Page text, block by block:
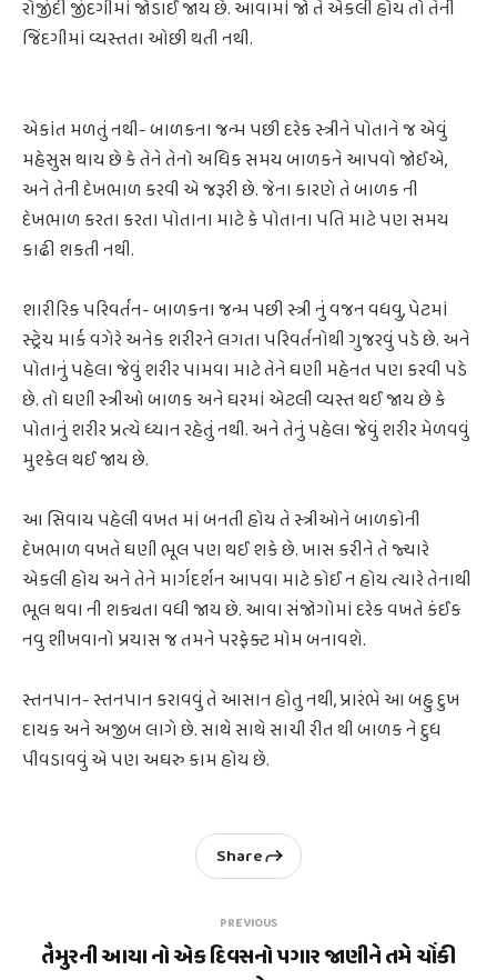
રોજીંદી જીંદગીમાં જોડાઈ જાય છે. આવામાં જો તે એકલી હોય તો તેની
જિંદગીમાં વ્યસ્તતા ઓછી થતી નથી.
એકાંત મળતું નથી- બાળકના જન્મ પછી દરેક સ્ત્રીને પોતાને જ એવું
મહેસુસ થાય છે કે તેને તેનો અધિક સમય બાળકને આપવો જોઈએ,
અને તેની દેખભાળ કરવી એ જરૂરી છે. જેના કારણે તે બાળક ની
દેખભાળ કરતા કરતા પોતાના માટે કે પોતાના પતિ માટે પણ સમય
કાઢી શકતી નથી.
શારીરિક પરિવર્તન- બાળકના જન્મ પછી સ્ત્રી નું વજન વધવુ, પેટમાં
સ્ટ્રેચ માર્ક વગેરે અનેક શરીરને લગતા પરિવર્તનોથી ગુજરવું પડે છે. અને
પોતાનું પહેલા જેવું શરીર પામવા માટે તેને ઘણી મહેનત પણ કરવી પડે
છે. તો ઘણી સ્ત્રીઓ બાળક અને ઘરમાં એટલી વ્યસ્ત થઈ જાય છે કે
પોતાનું શરીર પ્રત્યે ધ્યાન રહેતું નથી. અને તેનું પહેલા જેવું શરીર મેળવવું
મુશ્કેલ થઈ જાય છે.
આ સિવાય પહેલી વખત માં બનતી હોય તે સ્ત્રીઓને બાળકોની
દેખભાળ વખતે ઘણી ભૂલ પણ થઈ શકે છે. ખાસ કરીને તે જ્યારે
એકલી હોય અને તેને માર્ગદર્શન આપવા માટે કોઈ ન હોય ત્યારે તેનાથી
ભૂલ થવા ની શક્યતા વધી જાય છે. આવા સંજોગોમાં દરેક વખતે કંઈક
નવુ શીખવાનો પ્રયાસ જ તમને પરફેક્ટ મોમ બનાવશે.
સ્તનપાન- સ્તનપાન કરાવવું તે આસાન હોતુ નથી, પ્રારંભે આ બહુ દુખ
દાયક અને અજીબ લાગે છે. સાથે સાથે સાચી રીત થી બાળક ને દુધ
પીવડાવવું એ પણ અઘરુ કામ હોય છે.
PREVIOUS
તૈમુરની આયા નો એક દિવસનો પગાર જાણીને તમે ચોંકી
Share